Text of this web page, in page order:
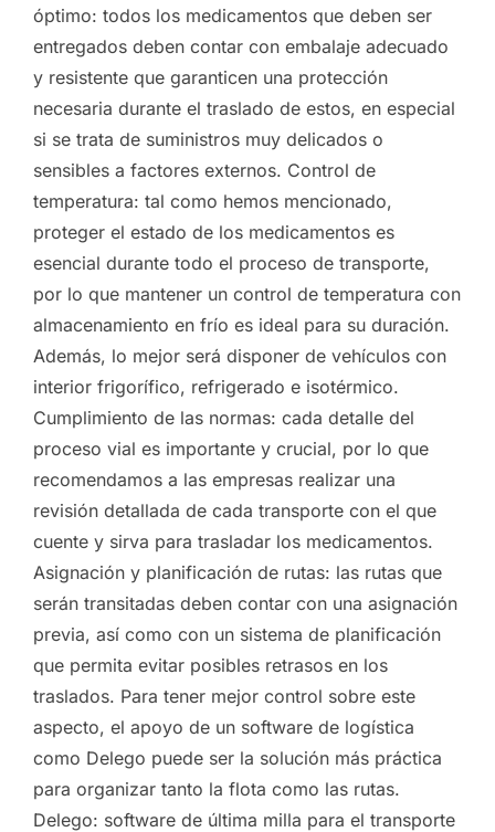
óptimo: todos los medicamentos que deben ser
entregados deben contar con embalaje adecuado
y resistente que garanticen una protección
necesaria durante el traslado de estos, en especial
si se trata de suministros muy delicados o
sensibles a factores externos. Control de
temperatura: tal como hemos mencionado,
proteger el estado de los medicamentos es
esencial durante todo el proceso de transporte,
por lo que mantener un control de temperatura con
almacenamiento en frío es ideal para su duración.
Además, lo mejor será disponer de vehículos con
interior frigorífico, refrigerado e isotérmico.
Cumplimiento de las normas: cada detalle del
proceso vial es importante y crucial, por lo que
recomendamos a las empresas realizar una
revisión detallada de cada transporte con el que
cuente y sirva para trasladar los medicamentos.
Asignación y planificación de rutas: las rutas que
serán transitadas deben contar con una asignación
previa, así como con un sistema de planificación
que permita evitar posibles retrasos en los
traslados. Para tener mejor control sobre este
aspecto, el apoyo de un software de logística
como Delego puede ser la solución más práctica
para organizar tanto la flota como las rutas.
Delego: software de última milla para el transporte